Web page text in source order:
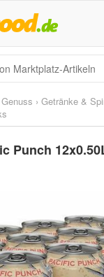
› Getränke &
Punch